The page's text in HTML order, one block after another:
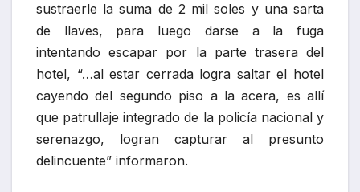
sustraerle la suma de 2 mil soles y una sarta
de llaves, para luego darse a la fuga
intentando escapar por la parte trasera del
hotel, “…al estar cerrada logra saltar el hotel
cayendo del segundo piso a la acera, es allí
que patrullaje integrado de la policía nacional y
serenazgo, logran capturar al presunto
delincuente” informaron.